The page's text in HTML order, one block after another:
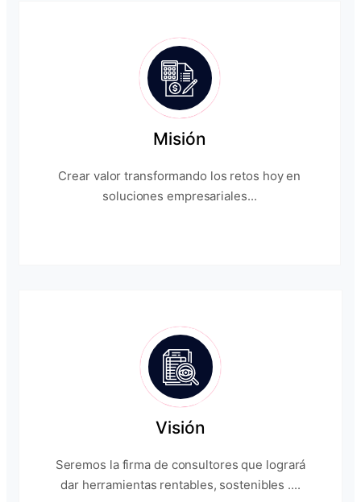
Misión
Crear valor transformando los retos hoy en
soluciones empresariales...
Visión
Seremos la firma de consultores que logrará
dar herramientas rentables, sostenibles ....